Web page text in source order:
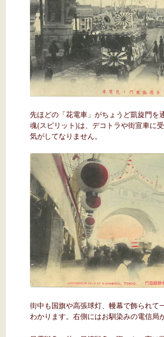
先ほどの「花電車」がちょうど凱旋門を
魂(スピリット)は、デコトラや街宣車に
気がしてなりません。
街中も国旗や高張球灯、幔幕で飾られて
わかります。右側にはお馴染みの電信局